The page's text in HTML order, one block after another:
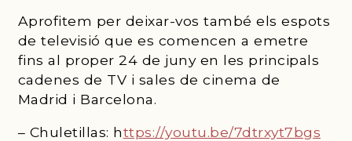
Aprofitem per deixar-vos també els espots
de televisió que es comencen a emetre
fins al proper 24 de juny en les principals
cadenes de TV i sales de cinema de
Madrid i Barcelona.
– Chuletillas: https://youtu.be/7dtrxyt7bgs